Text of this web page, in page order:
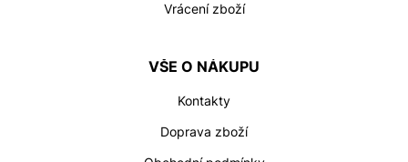
Vrácení zboží
VŠE O NÁKUPU
Kontakty
Doprava zboží